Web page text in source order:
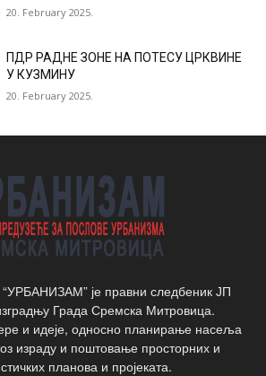
20. February 2025.
ПДР РАДНЕ ЗОНЕ НА ПОТЕСУ ЦРКВИНЕ
У КУЗМИНУ
20. February 2025.
је правни следбеник ЈП
Града Сремска Митровица.
и идеје, односно планирање насеља
израду и поштовање просторних и
планова и пројеката.